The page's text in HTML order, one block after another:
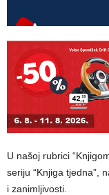
U našoj rubrici
seriju “Knjiga tjedna”,
i zanimljivosti.